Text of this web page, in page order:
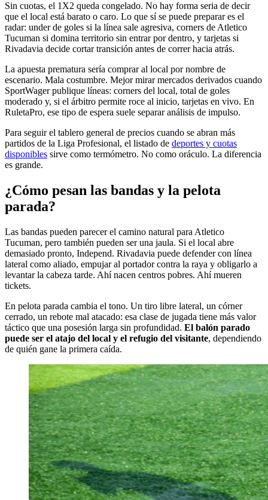
Sin cuotas, el 1X2 queda congelado. No hay forma seria de decir
que el local está barato o caro. Lo que sí se puede preparar es el
radar: under de goles si la línea sale agresiva, corners de Atletico
Tucuman si domina territorio sin entrar por dentro, y tarjetas si
Rivadavia decide cortar transición antes de correr hacia atrás.
La apuesta prematura sería comprar al local por nombre de
escenario. Mala costumbre. Mejor mirar mercados derivados cuando
SportWager publique líneas: corners del local, total de goles
moderado y, si el árbitro permite roce al inicio, tarjetas en vivo. En
RuletaPro, ese tipo de espera suele separar análisis de impulso.
Para seguir el tablero general de precios cuando se abran más
partidos de la Liga Profesional, el listado de deportes y cuotas
disponibles sirve como termómetro. No como oráculo. La diferencia
es grande.
¿Cómo pesan las bandas y la pelota
parada?
Las bandas pueden parecer el camino natural para Atletico
Tucuman, pero también pueden ser una jaula. Si el local abre
demasiado pronto, Independ. Rivadavia puede defender con línea
lateral como aliado, empujar al portador contra la raya y obligarlo a
levantar la cabeza tarde. Ahí nacen centros pobres. Ahí mueren
tickets.
En pelota parada cambia el tono. Un tiro libre lateral, un córner
cerrado, un rebote mal atacado: esa clase de jugada tiene más valor
táctico que una posesión larga sin profundidad. El balón parado
puede ser el atajo del local y el refugio del visitante, dependiendo
de quién gane la primera caída.